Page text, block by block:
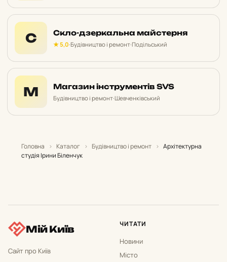
С Скло-дзеркальна майстерня
★ 5,0·Будівництво і ремонт·Подільський
М Магазин інструментів SVS
Будівництво і ремонт·Шевченківський
Головна › Каталог › Будівництво і ремонт › Архітектурна
студія Ірини Біленчук
Мій Київ
Сайт про Київ
ЧИТАТИ
Новини
Місто